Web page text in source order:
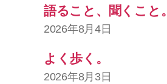
語ること、聞くこと。
2026年8月4日
よく歩く。
2026年8月3日